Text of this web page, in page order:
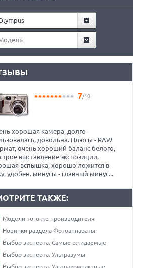
7/10
хорошая камера, долго
довольна. Плюсы - RAW
очень хороший баланс белого,
выставление экспозиции,
вспышка, хорошо ложится в
удобен. минусы - главный минус...
ТАКЖЕ:
Модели того же производителя
Новинки раздела Фотоаппараты.
Выбор эксперта. Самые ожидаемые
Выбор эксперта. Ультразумы